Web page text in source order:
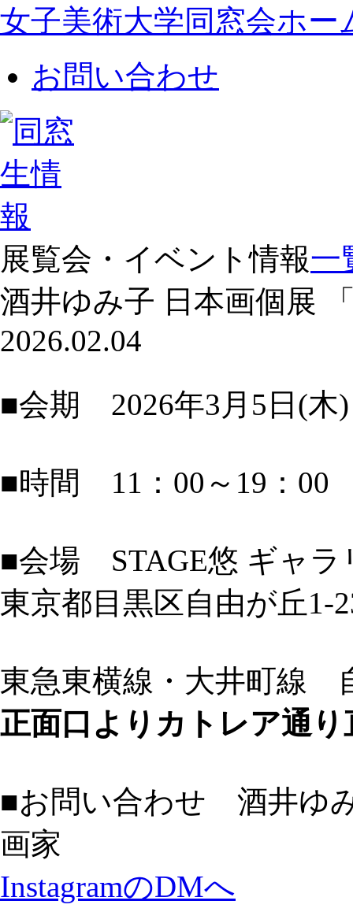
女子美術大学同窓会ホー
お問い合わせ
展覧会・イベント情報一
酒井ゆみ子 日本画個展
2026.02.04
■会期 2026年3月5日(木)
■時間 11：00～19：
■会場 STAGE悠 ギャラ
東京都目黒区自由が丘1-
東急東横線・大井町線
正面口よりカトレア通り
■お問い合わせ 酒井ゆ
画家
InstagramのDMへ